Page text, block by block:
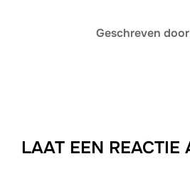
Geschreven door
LAAT EEN REACTIE